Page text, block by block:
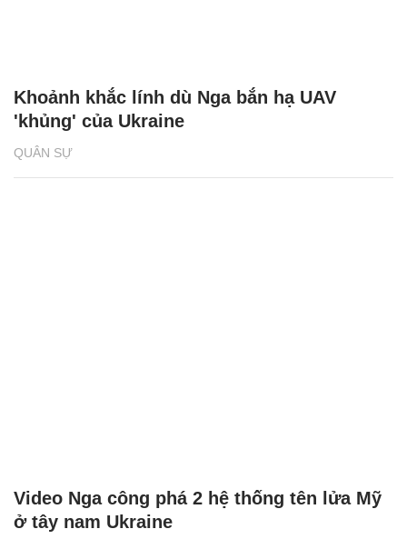
QUÂN SỰ
Khoảnh khắc lính dù Nga bắn hạ UAV
'khủng' của Ukraine
Video Nga công phá 2 hệ thống tên lửa Mỹ
ở tây nam Ukraine